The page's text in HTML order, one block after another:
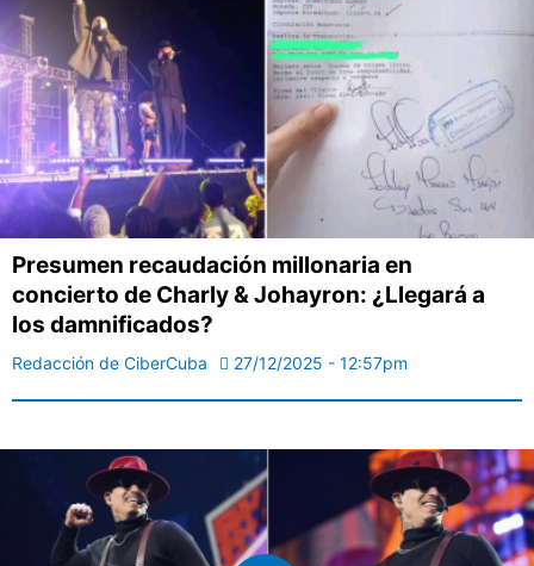
Presumen recaudación millonaria en
concierto de Charly & Johayron: ¿Llegará a
los damnificados?
Redacción de CiberCuba 27/12/2025 - 12:57pm